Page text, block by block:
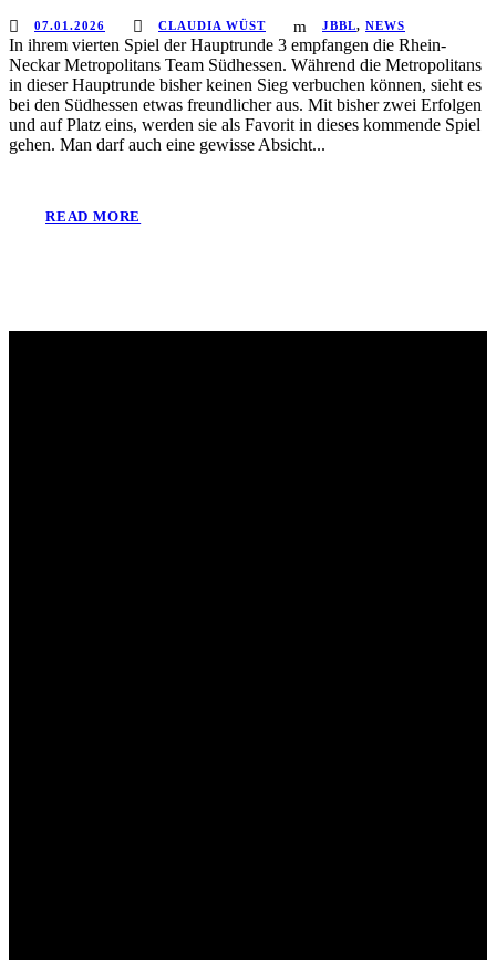
07.01.2026 CLAUDIA WÜST JBBL, NEWS
In ihrem vierten Spiel der Hauptrunde 3 empfangen die Rhein-
Neckar Metropolitans Team Südhessen. Während die Metropolitans
in dieser Hauptrunde bisher keinen Sieg verbuchen können, sieht es
bei den Südhessen etwas freundlicher aus. Mit bisher zwei Erfolgen
und auf Platz eins, werden sie als Favorit in dieses kommende Spiel
gehen. Man darf auch eine gewisse Absicht...
READ MORE